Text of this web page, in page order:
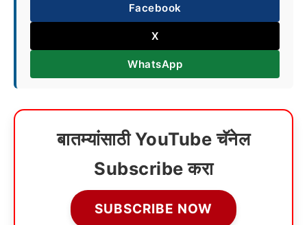
Facebook
X
WhatsApp
बातम्यांसाठी YouTube चॅनेल
Subscribe करा
SUBSCRIBE NOW